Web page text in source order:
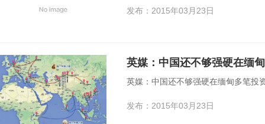
发布：2015年03月23日
英媒：中国还不够强硬在缅
英媒：中国还不够强硬在缅甸多笔投
发布：2015年03月23日